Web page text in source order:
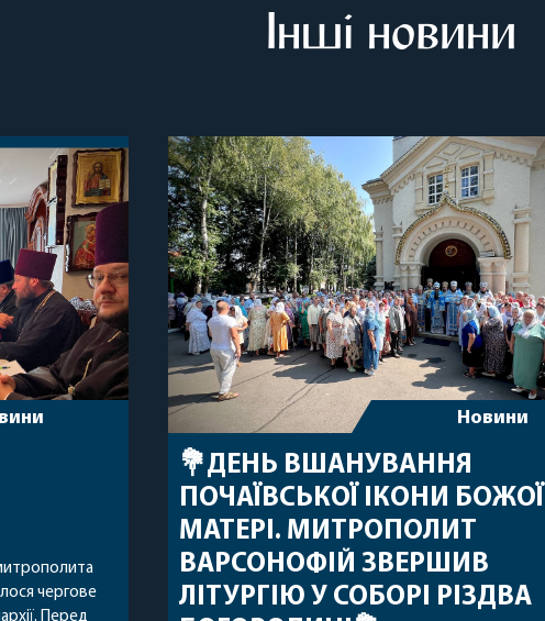
Інші новини
чергове
Перед
Новини
💐ДЕНЬ ВШАНУВАННЯ
ПОЧАЇВСЬКОЇ ІКОНИ БОЖОЇ
МАТЕРІ. МИТРОПОЛИТ
ВАРСОНОФІЙ ЗВЕРШИВ
ЛІТУРГІЮ У СОБОРІ РІЗДВА